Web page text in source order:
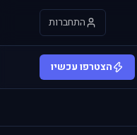
התחברות
הצטרפו עכשיו